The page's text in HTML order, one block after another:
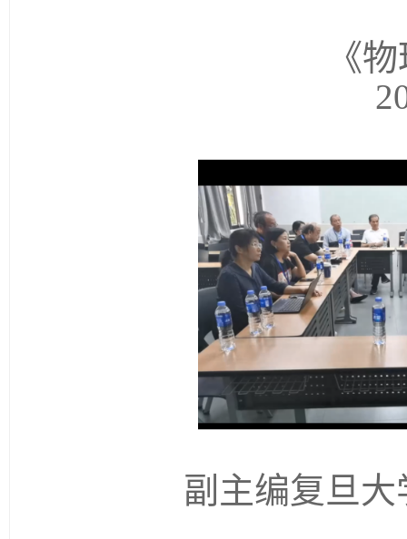
《
2
副主编复旦